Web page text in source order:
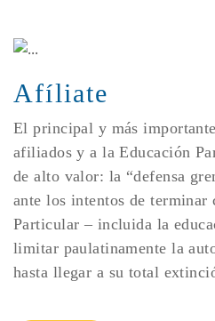
Afíliate
El principal y más
afiliados y a la Educación
de alto valor: la “defensa
ante los intentos de terminar
Particular – incluida la
limitar paulatinamente la
hasta llegar a su total